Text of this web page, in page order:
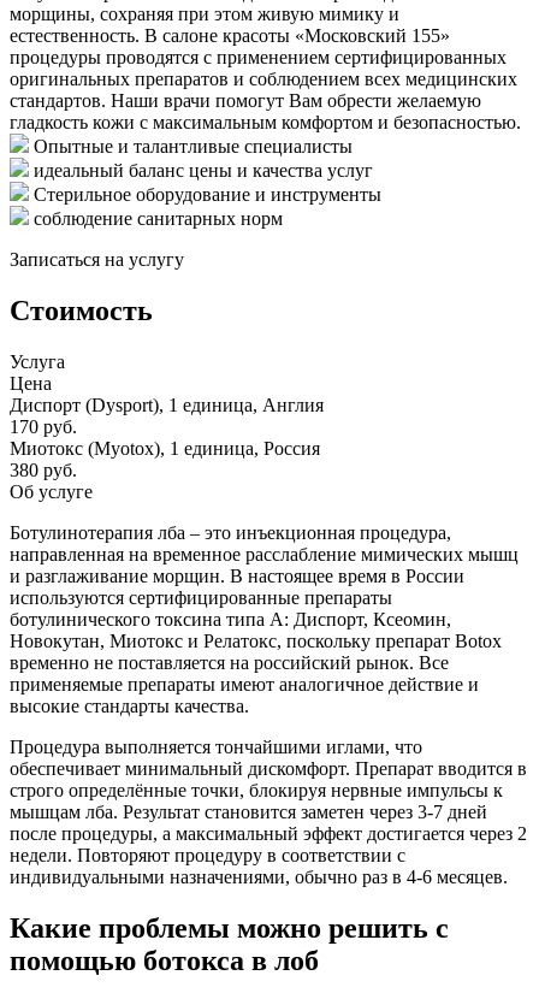
морщины, сохраняя при этом живую мимику и
естественность. В салоне красоты «Московский 155»
процедуры проводятся с применением сертифицированных
оригинальных препаратов и соблюдением всех медицинских
стандартов. Наши врачи помогут Вам обрести желаемую
гладкость кожи с максимальным комфортом и безопасностью.
Опытные и талантливые специалисты
идеальный баланс цены и качества услуг
Стерильное оборудование и инструменты
соблюдение санитарных норм
Записаться на услугу
Стоимость
Услуга
Цена
Диспорт (Dysport), 1 единица, Англия
170 руб.
Миотокс (Myotox), 1 единица, Россия
380 руб.
Об услуге
Ботулинотерапия лба – это инъекционная процедура,
направленная на временное расслабление мимических мышц
и разглаживание морщин. В настоящее время в России
используются сертифицированные препараты
ботулинического токсина типа А: Диспорт, Ксеомин,
Новокутан, Миотокс и Релатокс, поскольку препарат Botox
временно не поставляется на российский рынок. Все
применяемые препараты имеют аналогичное действие и
высокие стандарты качества.
Процедура выполняется тончайшими иглами, что
обеспечивает минимальный дискомфорт. Препарат вводится в
строго определённые точки, блокируя нервные импульсы к
мышцам лба. Результат становится заметен через 3-7 дней
после процедуры, а максимальный эффект достигается через 2
недели. Повторяют процедуру в соответствии с
индивидуальными назначениями, обычно раз в 4-6 месяцев.
Какие проблемы можно решить с
помощью ботокса в лоб